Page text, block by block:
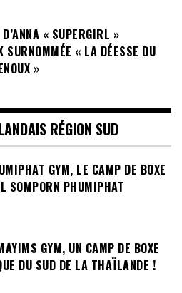
« SUPERGIRL »
SURNOMMÉE « LA DÉESSE DU
»
RÉGION SUD
GYM, LE CAMP DE BOXE
SOMPORN PHUMIPHAT
GYM, UN CAMP DE BOXE
DU SUD DE LA THAÏLANDE !